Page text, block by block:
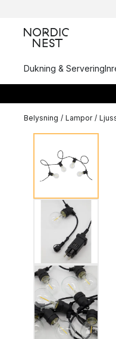
Dukning & Servering
Belysning / Lampor /